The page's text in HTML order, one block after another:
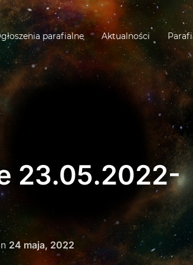
parafialne Aktualności
23.05.2022-
Posted
on
24 maja, 2022